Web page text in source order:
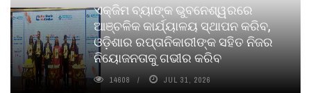
ଏକ୍ଜିମ ବ୍ୟାଙ୍କ ଭୁବନେଶ୍ୱରରେ
ଆଞ୍ଚଳିକ କାର୍ଯ୍ୟାଳୟ ସ୍ଥାପନ କରିବ,
ଓଡ଼ିଶାର ରପ୍ତାନିକାରୀଙ୍କ ସହିତ ନିଜର
ନିୟୋଜନତାକୁ ଗଭୀର କରିବ
14608 JUL 31, 2026